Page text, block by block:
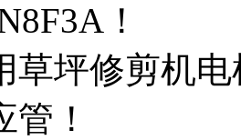
！
草坪修剪机电
管！